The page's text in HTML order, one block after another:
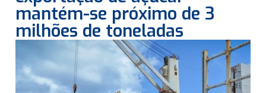
mantém-se próximo de 3
milhões de toneladas